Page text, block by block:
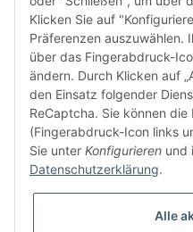
FÜR EUCH
Vertrag
Klicken Sie auf
Präferenzen auszuwählen.
über das Fingerabdruck-
ändern. Durch Klicken auf
den Einsatz folgender
ReCaptcha. Sie können
(Fingerabdruck-Icon links
Sie unter Konfigurieren und
Datenschutzerklärung.
Alle